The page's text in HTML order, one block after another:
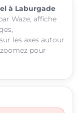
à Laburgade
Waze, affiche
les axes autour
pour